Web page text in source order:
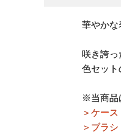
華やかな
咲き誇っ
色セット
※当商品
＞ケー
＞ブラ